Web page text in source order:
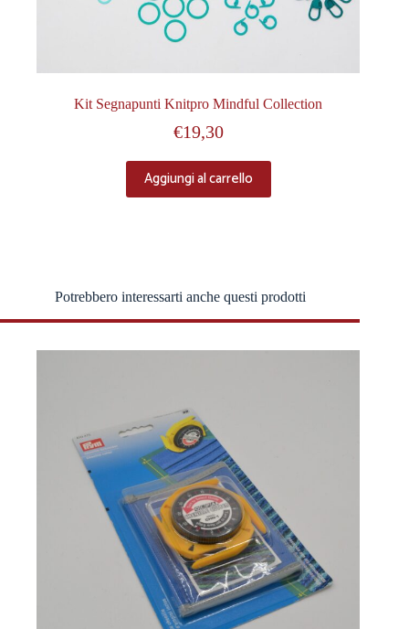
Kit Segnapunti Knitpro Mindful Collection
€19,30
Aggiungi al carrello
Potrebbero interessarti anche questi prodotti